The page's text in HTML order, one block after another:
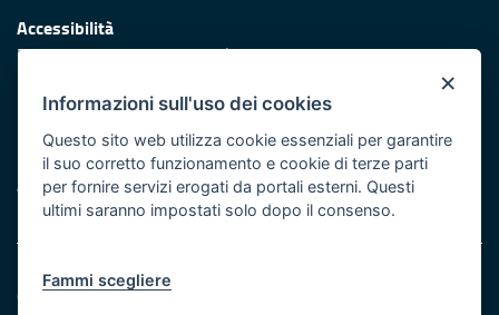
Accessibilità
Dichiarazione di accessibilità
Redazione
Protezione civile
Vai al sito di Protezione Civile Puglia
Note legali
Cookie e privacy
×
Informazioni sull'uso dei cookies
Questo sito web utilizza cookie essenziali per garantire
il suo corretto funzionamento e cookie di terze parti
per fornire servizi erogati da portali esterni. Questi
ultimi saranno impostati solo dopo il consenso.
Fammi scegliere